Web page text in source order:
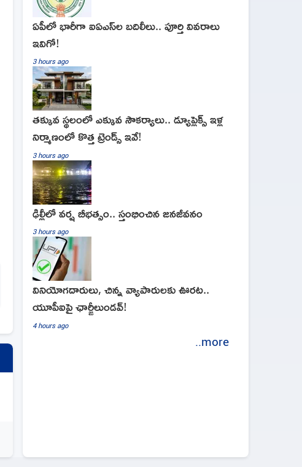
ఏపీలో భారీగా ఐఏఎస్‌ల బదిలీలు.. పూర్తి వివరాలు
ఇవిగో!
3 hours ago
తక్కువ స్థలంలో ఎక్కువ సౌకర్యాలు.. డ్యూప్లెక్స్ ఇళ్ల
నిర్మాణంలో కొత్త ట్రెండ్స్ ఇవే!
3 hours ago
ఢిల్లీలో వర్ష బీభత్సం.. స్తంభించిన జనజీవనం
3 hours ago
వినియోగదారులు, చిన్న వ్యాపారులకు ఊరట..
యూపీఐపై ఛార్జీలుండవ్!
4 hours ago
..more